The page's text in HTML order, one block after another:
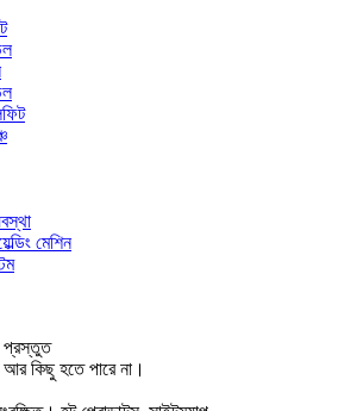
মেশিন
প্রস্তুত
কিছু হতে পারে না।